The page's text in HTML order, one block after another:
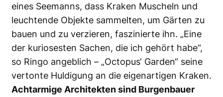
eines Seemanns, dass Kraken Muscheln und
leuchtende Objekte sammelten, um Gärten zu
bauen und zu verzieren, faszinierte ihn. „Eine
der kuriosesten Sachen, die ich gehört habe“,
so Ringo angeblich – „Octopus‘ Garden“ seine
vertonte Huldigung an die eigenartigen Kraken.
Achtarmige Architekten sind Burgenbauer